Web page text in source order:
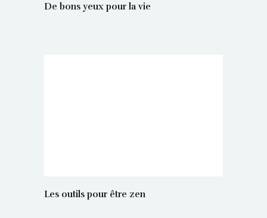
De bons yeux pour la vie
Les outils pour être zen